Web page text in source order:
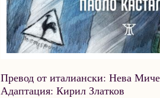
Превод от италиански: Нева
Адаптация: Кирил Златков